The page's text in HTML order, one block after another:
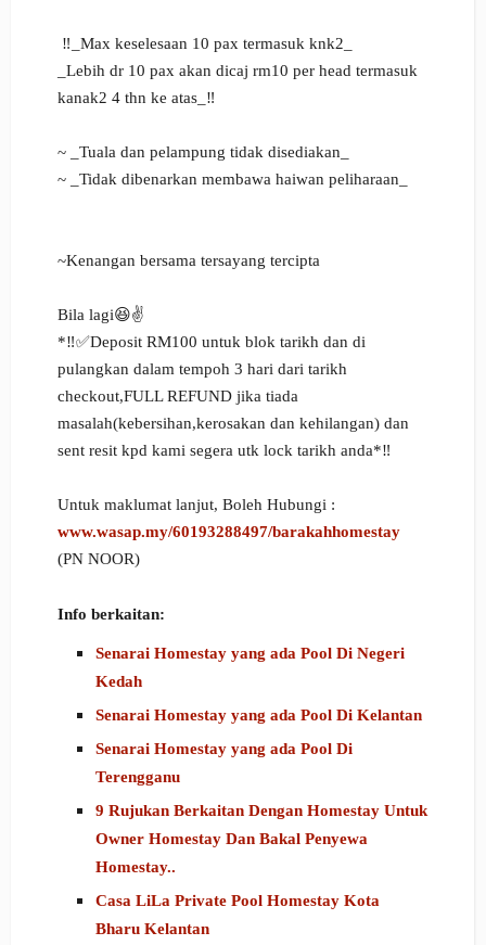
‼️_Max keselesaan 10 pax termasuk knk2_
_Lebih dr 10 pax akan dicaj rm10 per head termasuk
kanak2 4 thn ke atas_‼️
~ _Tuala dan pelampung tidak disediakan_
~ _Tidak dibenarkan membawa haiwan peliharaan_
~Kenangan bersama tersayang tercipta
Bila lagi😆✌️
*‼️✅Deposit RM100 untuk blok tarikh dan di
pulangkan dalam tempoh 3 hari dari tarikh
checkout,FULL REFUND jika tiada
masalah(kebersihan,kerosakan dan kehilangan) dan
sent resit kpd kami segera utk lock tarikh anda*‼️
Untuk maklumat lanjut, Boleh Hubungi :
www.wasap.my/60193288497/barakahhomestay
(PN NOOR)
Info berkaitan:
Senarai Homestay yang ada Pool Di Negeri
Kedah
Senarai Homestay yang ada Pool Di Kelantan
Senarai Homestay yang ada Pool Di
Terengganu
9 Rujukan Berkaitan Dengan Homestay Untuk
Owner Homestay Dan Bakal Penyewa
Homestay..
Casa LiLa Private Pool Homestay Kota
Bharu Kelantan